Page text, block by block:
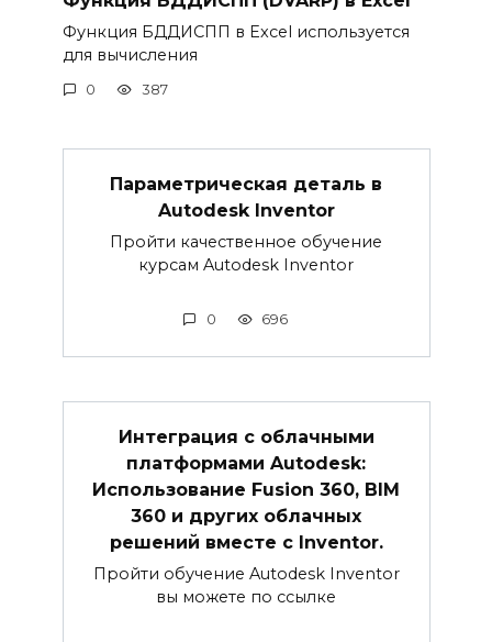
Функция БДДИСПП в Excel используется
для вычисления
0 387
Параметрическая деталь в
Autodesk Inventor
Пройти качественное обучение
курсам Autodesk Inventor
0 696
Интеграция с облачными
платформами Autodesk:
Использование Fusion 360, BIM
360 и других облачных
решений вместе с Inventor.
Пройти обучение Autodesk Inventor
вы можете по ссылке